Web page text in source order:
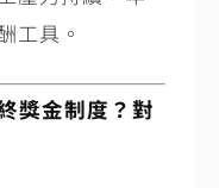
工具。
獎金制度？對